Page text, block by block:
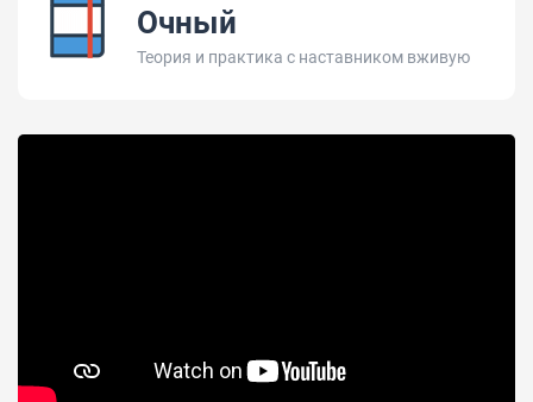
Очный
Теория и практика с наставником вживую